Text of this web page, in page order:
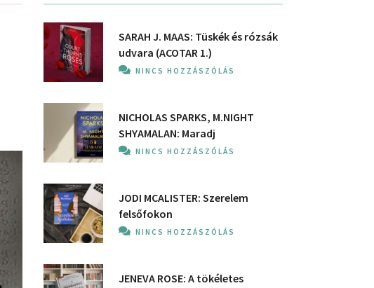
SARAH J. MAAS: Tüskék és rózsák
udvara (ACOTAR 1.)
NINCS HOZZÁSZÓLÁS
NICHOLAS SPARKS, M.NIGHT
SHYAMALAN: Maradj
NINCS HOZZÁSZÓLÁS
JODI MCALISTER: Szerelem
felsőfokon
NINCS HOZZÁSZÓLÁS
JENEVA ROSE: A ​tökéletes